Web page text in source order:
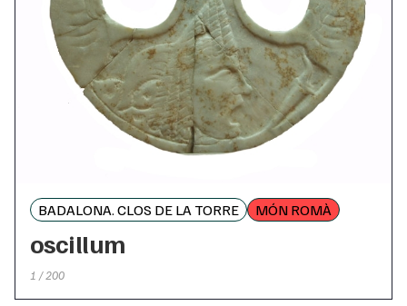
BADALONA. CLOS DE LA TORRE MÓN ROMÀ
oscillum
1 / 200